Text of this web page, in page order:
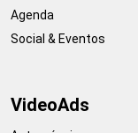
Agenda
Social & Eventos
VideoAds